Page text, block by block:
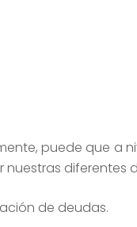
puede que a
diferentes
de deudas.